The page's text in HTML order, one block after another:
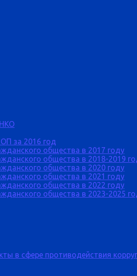
за 2016 год
общества в 2017 году
общества в 2018-2019
общества в 2020 году
общества в 2021 году
общества в 2022 году
общества в 2023-2025
в сфере противодействия